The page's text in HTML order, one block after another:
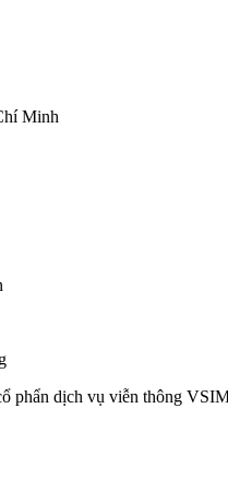
Minh
phẩn dịch vụ viễn thông